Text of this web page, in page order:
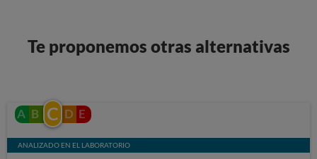
Te proponemos otras alternativas
A B C D E
ANALIZADO EN EL LABORATORIO